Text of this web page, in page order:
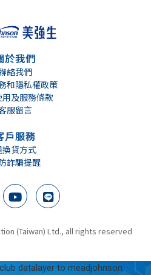
於我們
絡我們
和隱私權政策
用及服務條款
服留言
戶服務
換貨方式
詐騙提醒
(Taiwan) Ltd., all rights reserved
datalayer to meadjohnson